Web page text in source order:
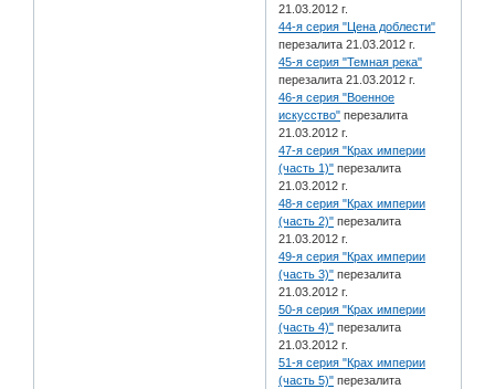
21.03.2012 г.
44-я серия "Цена доблести"
перезалита 21.03.2012 г.
45-я серия "Темная река"
перезалита 21.03.2012 г.
46-я серия "Военное
искусство" перезалита
21.03.2012 г.
47-я серия "Крах империи
(часть 1)" перезалита
21.03.2012 г.
48-я серия "Крах империи
(часть 2)" перезалита
21.03.2012 г.
49-я серия "Крах империи
(часть 3)" перезалита
21.03.2012 г.
50-я серия "Крах империи
(часть 4)" перезалита
21.03.2012 г.
51-я серия "Крах империи
(часть 5)" перезалита